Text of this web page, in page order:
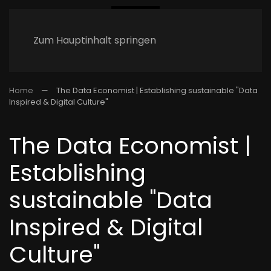
Zum Hauptinhalt springen
Home
The Data Economist | Establishing sustainable "Data
Inspired & Digital Culture"
The Data Economist |
Establishing
sustainable "Data
Inspired & Digital
Culture"